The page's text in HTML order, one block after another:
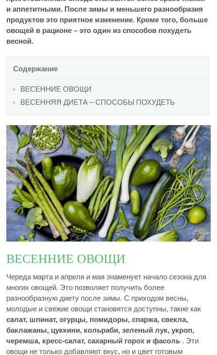
и аппетитными. После зимы и меньшего разнообразия
продуктов это приятное изменение. Кроме того, больше
овощей в рационе – это один из способов похудеть
весной.
Содержание
ВЕСЕННИЕ ОВОЩИ
ВЕСЕННЯЯ ДИЕТА – СПОСОБЫ ПОХУДЕТЬ
ВЕСЕННИЕ ОВОЩИ
Череда марта и апреля и мая знаменует начало сезона для
многих овощей. Это позволяет получить более
разнообразную диету после зимы. С приходом весны,
молодые и свежие овощи становятся доступны, такие как
салат, шпинат, огурцы, помидоры, спаржа, свекла,
баклажаны, цуккини, кольраби, зеленый лук, укроп,
черемша, кресс-салат, сахарный горох и фасоль . Эти
овощи не только добавляют вкус, но и цвет готовым